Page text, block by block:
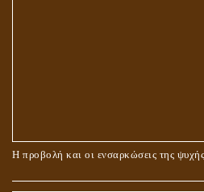
Η προβολή και οι ενσαρκώσεις της
ΠΕΡΙ ΓΑΜΟΥ ΚΑΙ ΔΙΑΖΥΓΙΟΥ